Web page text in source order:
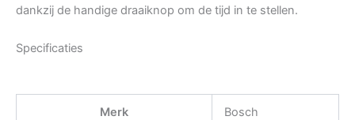
dankzij de handige draaiknop om de tijd in te stellen.
Specificaties
Merk Bosch